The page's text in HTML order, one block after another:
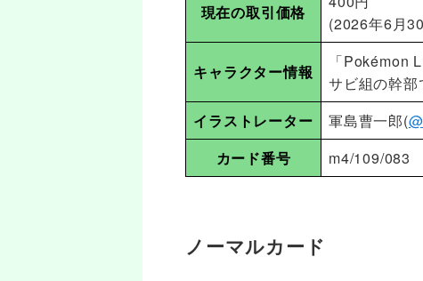
現在の取引価格
(2026年6月
キャラクター情報
「Pokémon
サビ組の幹部
イラストレーター
軍島曹一郎(
カード番号
m4/109/083
ノーマルカード